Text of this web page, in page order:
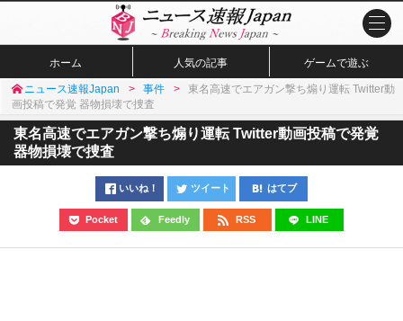
ホーム 人気の記事 ゲームで遊ぶ
ニュース速報Japan 事件
東名高速でエアガン撃ち煽り運転 Twitter動
画投稿で発覚 器物損壊で捜査
東名高速でエアガン撃ち煽り運転 Twitter動画投稿で発覚
器物損壊で捜査
いいね！ ツイート はてブ
Pocket Feedly RSS LINE